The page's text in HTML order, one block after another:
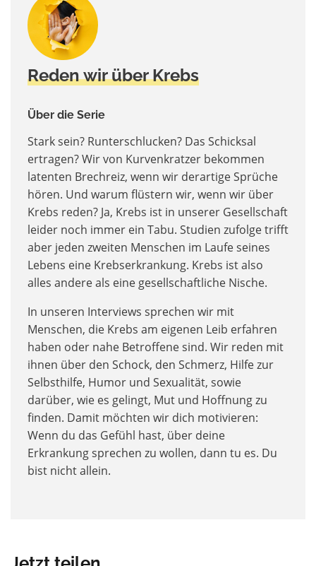
Reden wir über Krebs
Über die Serie
Stark sein? Runterschlucken? Das Schicksal
ertragen? Wir von Kurvenkratzer bekommen
latenten Brechreiz, wenn wir derartige Sprüche
hören. Und warum flüstern wir, wenn wir über
Krebs reden? Ja, Krebs ist in unserer Gesellschaft
leider noch immer ein Tabu. Studien zufolge trifft
aber jeden zweiten Menschen im Laufe seines
Lebens eine Krebserkrankung. Krebs ist also
alles andere als eine gesellschaftliche Nische.
In unseren Interviews sprechen wir mit
Menschen, die Krebs am eigenen Leib erfahren
haben oder nahe Betroffene sind. Wir reden mit
ihnen über den Schock, den Schmerz, Hilfe zur
Selbsthilfe, Humor und Sexualität, sowie
darüber, wie es gelingt, Mut und Hoffnung zu
finden. Damit möchten wir dich motivieren:
Wenn du das Gefühl hast, über deine
Erkrankung sprechen zu wollen, dann tu es. Du
bist nicht allein.